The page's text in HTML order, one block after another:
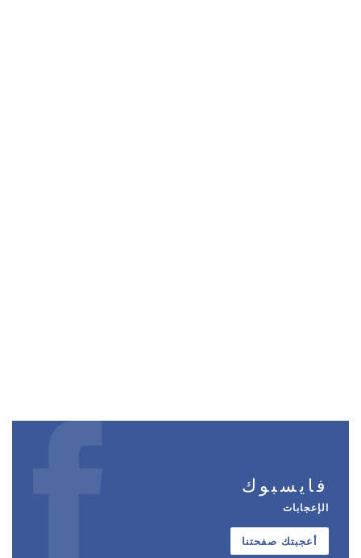
فايسبوك
الإعجابات
أعجبتك صفحتنا